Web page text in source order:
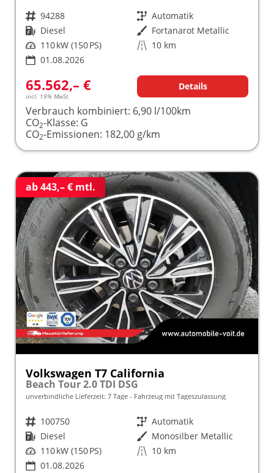
Fahrzeugnr. 94288 Getriebe Automatik
Kraftstoff Diesel Außenfarbe Fortanarot Metallic
Leistung 110 kW (150 PS) Kilometerstand 10 km
01.08.2026
65.562,– €
incl. 19% MwSt.
Details
Verbrauch kombiniert: 6,90 l/100km
CO2-Klasse: G
CO2-Emissionen: 182,00 g/km
ab 443,– € mtl.
Volkswagen T7 California
Beach Tour 2.0 TDI DSG
unverbindliche Lieferzeit: 7 Tage Fahrzeug mit Tageszulassung
Fahrzeugnr. 100750 Getriebe Automatik
Kraftstoff Diesel Außenfarbe Monosilber Metallic
Leistung 110 kW (150 PS) Kilometerstand 10 km
01.08.2026